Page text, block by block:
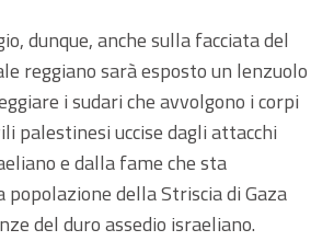
dunque, anche sulla facciata del
reggiano sarà esposto un lenzuolo
i sudari che avvolgono i corpi
palestinesi uccise dagli attacchi
e dalla fame che sta
della Striscia di Gaza
del duro assedio israeliano.